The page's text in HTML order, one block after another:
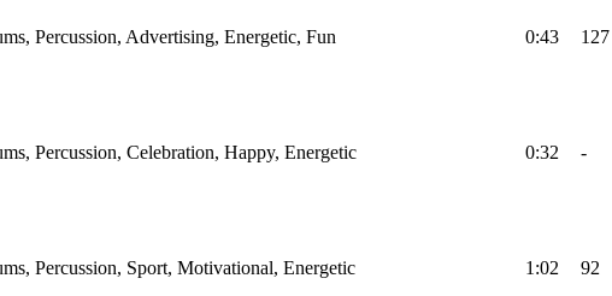
Percussion, Advertising, Energetic, Fun 0:43 127
Percussion, Celebration, Happy, Energetic 0:32 -
Percussion, Sport, Motivational, Energetic 1:02 92